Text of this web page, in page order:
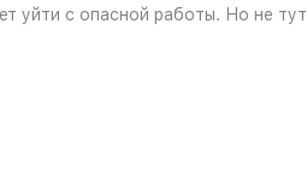
уйти с опасной работы. Но не